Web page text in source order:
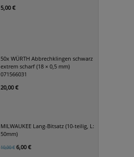
5,00 €
50x WÜRTH Abbrechklingen schwarz
extrem scharf (18 × 0,5 mm)
071566031
20,00 €
MILWAUKEE Lang-Bitsatz (10-teilig, L:
50mm)
10,00 € 6,00 €